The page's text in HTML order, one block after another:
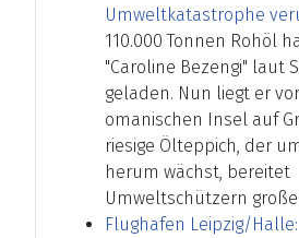
Umweltkatastrophe
110.000 Tonnen Rohöl
"Caroline Bezengi" laut
geladen. Nun liegt er
omanischen Insel auf
riesige Ölteppich, der
herum wächst, bereitet
Umweltschützern große
Flughafen Leipzig/Halle: